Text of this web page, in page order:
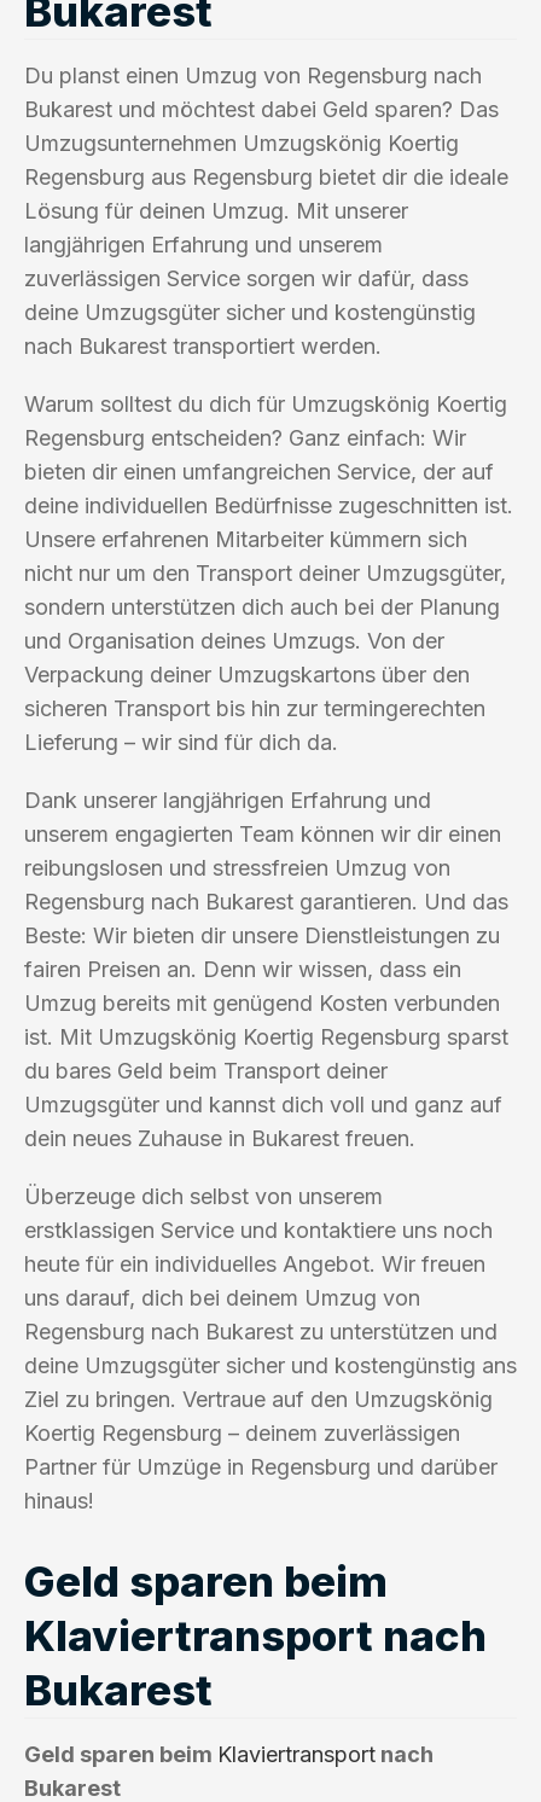
Bukarest
Du planst einen Umzug von Regensburg nach
Bukarest und möchtest dabei Geld sparen? Das
Umzugsunternehmen Umzugskönig Koertig
Regensburg aus Regensburg bietet dir die ideale
Lösung für deinen Umzug. Mit unserer
langjährigen Erfahrung und unserem
zuverlässigen Service sorgen wir dafür, dass
deine Umzugsgüter sicher und kostengünstig
nach Bukarest transportiert werden.
Warum solltest du dich für Umzugskönig Koertig
Regensburg entscheiden? Ganz einfach: Wir
bieten dir einen umfangreichen Service, der auf
deine individuellen Bedürfnisse zugeschnitten ist.
Unsere erfahrenen Mitarbeiter kümmern sich
nicht nur um den Transport deiner Umzugsgüter,
sondern unterstützen dich auch bei der Planung
und Organisation deines Umzugs. Von der
Verpackung deiner Umzugskartons über den
sicheren Transport bis hin zur termingerechten
Lieferung – wir sind für dich da.
Dank unserer langjährigen Erfahrung und
unserem engagierten Team können wir dir einen
reibungslosen und stressfreien Umzug von
Regensburg nach Bukarest garantieren. Und das
Beste: Wir bieten dir unsere Dienstleistungen zu
fairen Preisen an. Denn wir wissen, dass ein
Umzug bereits mit genügend Kosten verbunden
ist. Mit Umzugskönig Koertig Regensburg sparst
du bares Geld beim Transport deiner
Umzugsgüter und kannst dich voll und ganz auf
dein neues Zuhause in Bukarest freuen.
Überzeuge dich selbst von unserem
erstklassigen Service und kontaktiere uns noch
heute für ein individuelles Angebot. Wir freuen
uns darauf, dich bei deinem Umzug von
Regensburg nach Bukarest zu unterstützen und
deine Umzugsgüter sicher und kostengünstig ans
Ziel zu bringen. Vertraue auf den Umzugskönig
Koertig Regensburg – deinem zuverlässigen
Partner für Umzüge in Regensburg und darüber
hinaus!
Geld sparen beim
Klaviertransport nach
Bukarest
Geld sparen beim Klaviertransport nach
Bukarest